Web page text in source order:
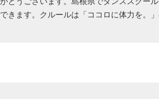
きます。クルールは「ココロに体力を。